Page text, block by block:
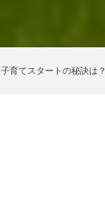
子育てスタートの秘訣は？